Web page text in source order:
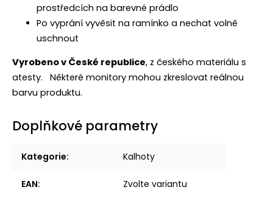
prostředcích na barevné prádlo
Po vyprání vyvěsit na ramínko a nechat volně
uschnout
Vyrobeno v České republice, z českého materiálu s
atesty.
Některé monitory mohou zkreslovat reálnou
barvu produktu.
Doplňkové parametry
Kategorie: Kalhoty
EAN: Zvolte variantu